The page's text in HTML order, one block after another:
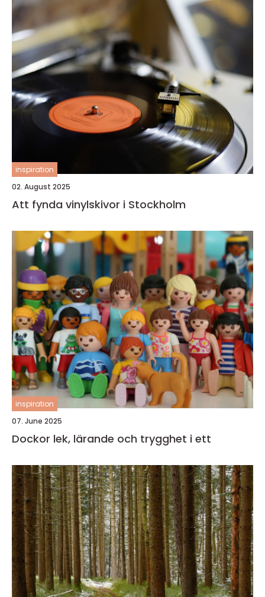
inspiration
02. August 2025
Att fynda vinylskivor i Stockholm
inspiration
07. June 2025
Dockor lek, lärande och trygghet i ett